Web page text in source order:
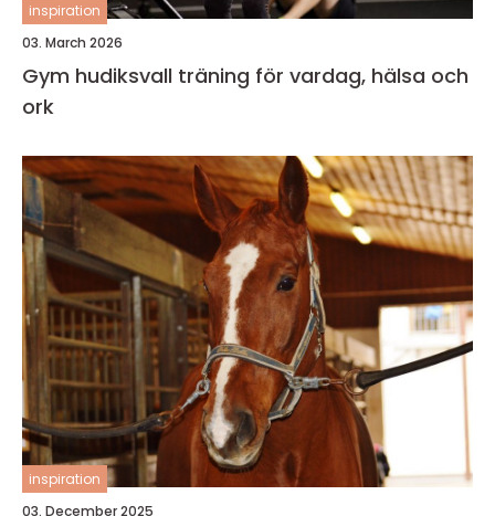
inspiration
03. March 2026
Gym hudiksvall träning för vardag, hälsa och
ork
inspiration
03. December 2025